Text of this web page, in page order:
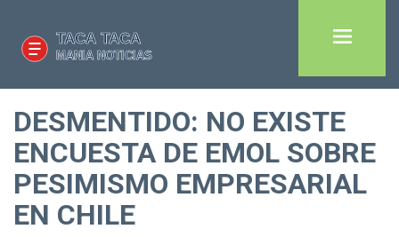
DESMENTIDO: NO EXISTE
ENCUESTA DE EMOL SOBRE
PESIMISMO EMPRESARIAL
EN CHILE